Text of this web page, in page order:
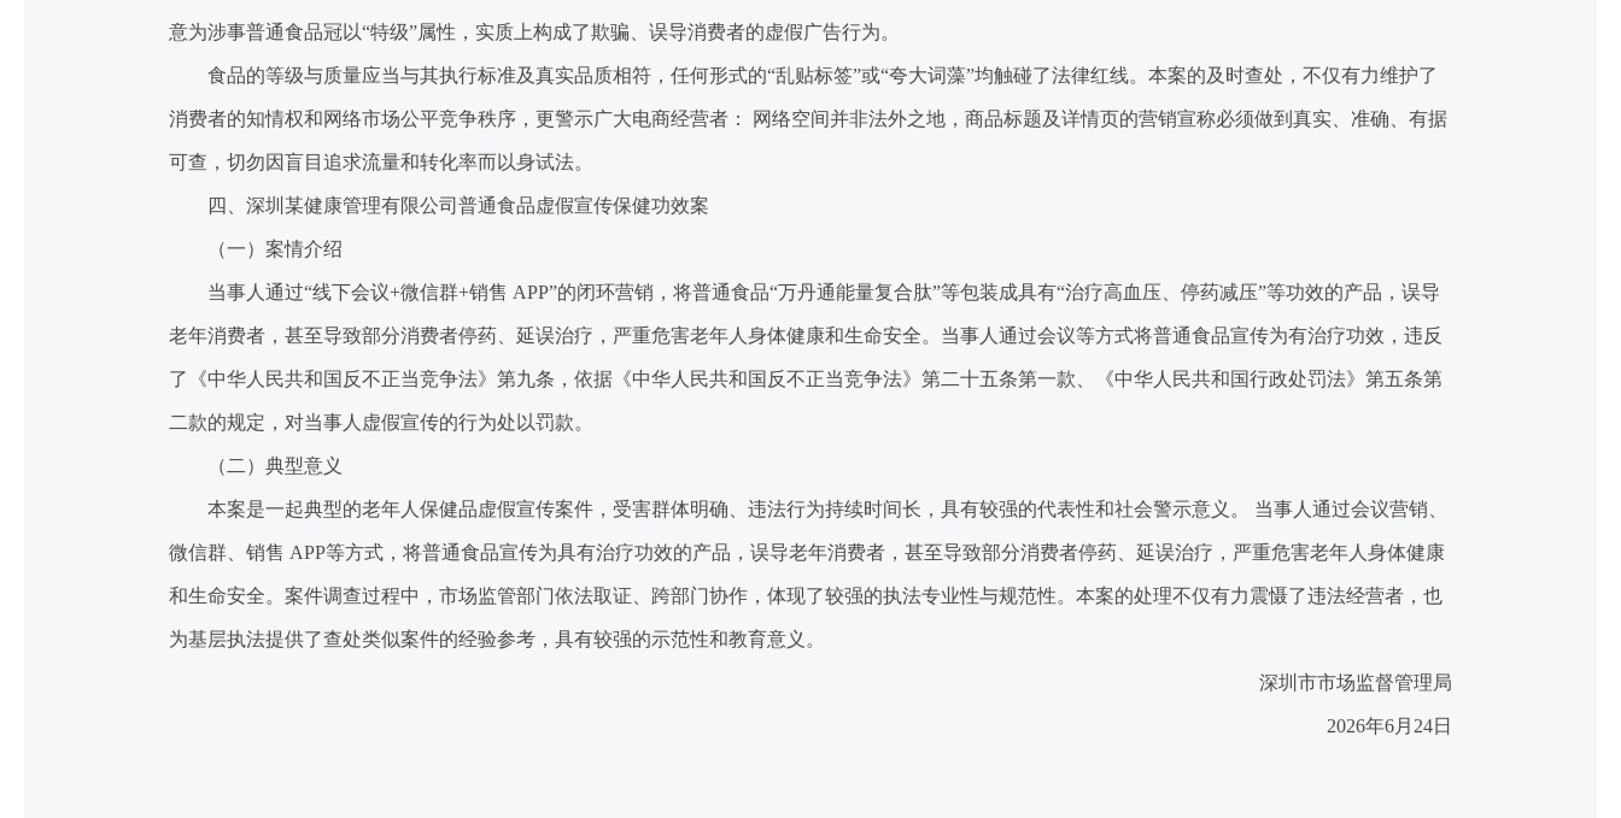
意为涉事普通食品冠以“特级”属性，实质上构成了欺骗、误导消费者的虚假广告行为。
食品的等级与质量应当与其执行标准及真实品质相符，任何形式的“乱贴标签”或“夸大词藻”均触碰了法律红线。本案的及时查处，不仅有力维护了
消费者的知情权和网络市场公平竞争秩序，更警示广大电商经营者： 网络空间并非法外之地，商品标题及详情页的营销宣称必须做到真实、准确、有据
可查，切勿因盲目追求流量和转化率而以身试法。
四、深圳某健康管理有限公司普通食品虚假宣传保健功效案
（一）案情介绍
当事人通过“线下会议+微信群+销售 APP”的闭环营销，将普通食品“万丹通能量复合肽”等包装成具有“治疗高血压、停药减压”等功效的产品，误导
老年消费者，甚至导致部分消费者停药、延误治疗，严重危害老年人身体健康和生命安全。当事人通过会议等方式将普通食品宣传为有治疗功效，违反
了《中华人民共和国反不正当竞争法》第九条，依据《中华人民共和国反不正当竞争法》第二十五条第一款、《中华人民共和国行政处罚法》第五条第
二款的规定，对当事人虚假宣传的行为处以罚款。
（二）典型意义
本案是一起典型的老年人保健品虚假宣传案件，受害群体明确、违法行为持续时间长，具有较强的代表性和社会警示意义。 当事人通过会议营销、
微信群、销售 APP等方式，将普通食品宣传为具有治疗功效的产品，误导老年消费者，甚至导致部分消费者停药、延误治疗，严重危害老年人身体健康
和生命安全。案件调查过程中，市场监管部门依法取证、跨部门协作，体现了较强的执法专业性与规范性。本案的处理不仅有力震慑了违法经营者，也
为基层执法提供了查处类似案件的经验参考，具有较强的示范性和教育意义。
深圳市市场监督管理局
2026年6月24日